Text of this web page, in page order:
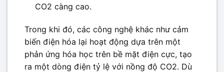
CO2 càng cao.
Trong khi đó, các công nghệ khác như cảm
biến điện hóa lại hoạt động dựa trên một
phản ứng hóa học trên bề mặt điện cực, tạo
ra một dòng điện tỷ lệ với nồng độ CO2. Dù